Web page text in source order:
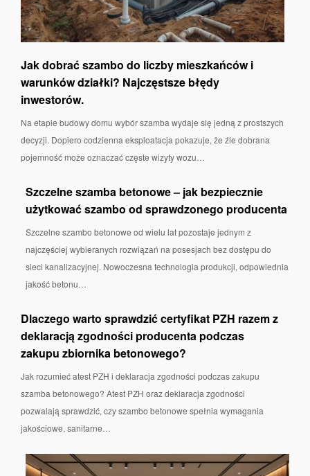
Jak dobrać szambo do liczby mieszkańców i
warunków działki? Najczęstsze błędy
inwestorów.
Na etapie budowy domu wybór szamba wydaje się jedną z prostszych
decyzji. Dopiero codzienna eksploatacja pokazuje, że źle dobrana
pojemność może oznaczać częste wizyty wozu…
Szczelne szamba betonowe – jak bezpiecznie
użytkować szambo od sprawdzonego producenta
Szczelne szambo betonowe od wielu lat pozostaje jednym z
najczęściej wybieranych rozwiązań na posesjach bez dostępu do
sieci kanalizacyjnej. Nowoczesna technologia produkcji, odpowiednia
jakość betonu…
Dlaczego warto sprawdzić certyfikat PZH razem z
deklaracją zgodności producenta podczas
zakupu zbiornika betonowego?
Jak rozumieć atest PZH i deklaracja zgodności podczas zakupu
szamba betonowego? Atest PZH oraz deklaracja zgodności
pozwalają sprawdzić, czy szambo betonowe spełnia wymagania
jakościowe, sanitarne…